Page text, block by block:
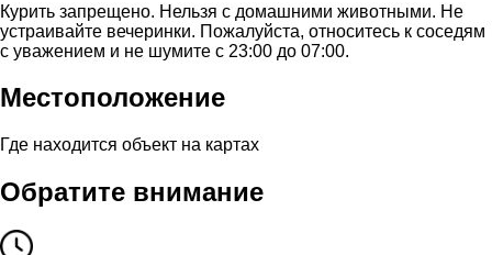
Курить запрещено. Нельзя с домашними животными. Не
устраивайте вечеринки. Пожалуйста, относитесь к соседям
с уважением и не шумите с 23:00 до 07:00.
Местоположение
Где находится объект на картах
Обратите внимание